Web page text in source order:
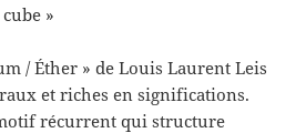
»
/ Éther » de Louis Laurent Leis
et riches en significations.
récurrent qui structure